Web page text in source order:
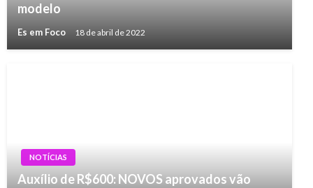
modelo
Es em Foco 18 de abril de 2022
NOTÍCIAS
Auxílio de R$600: NOVOS aprovados vão